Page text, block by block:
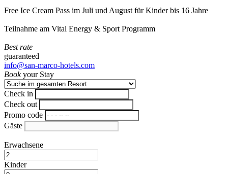
Free Ice Cream Pass im Juli und August für Kinder bis 16 Jahre
Teilnahme am Vital Energy & Sport Programm
Best rate
guaranteed
info@san-marco-hotels.com
Bookyour Stay
Check in
Check out
Promo code
Gäste
Erwachsene
Kinder